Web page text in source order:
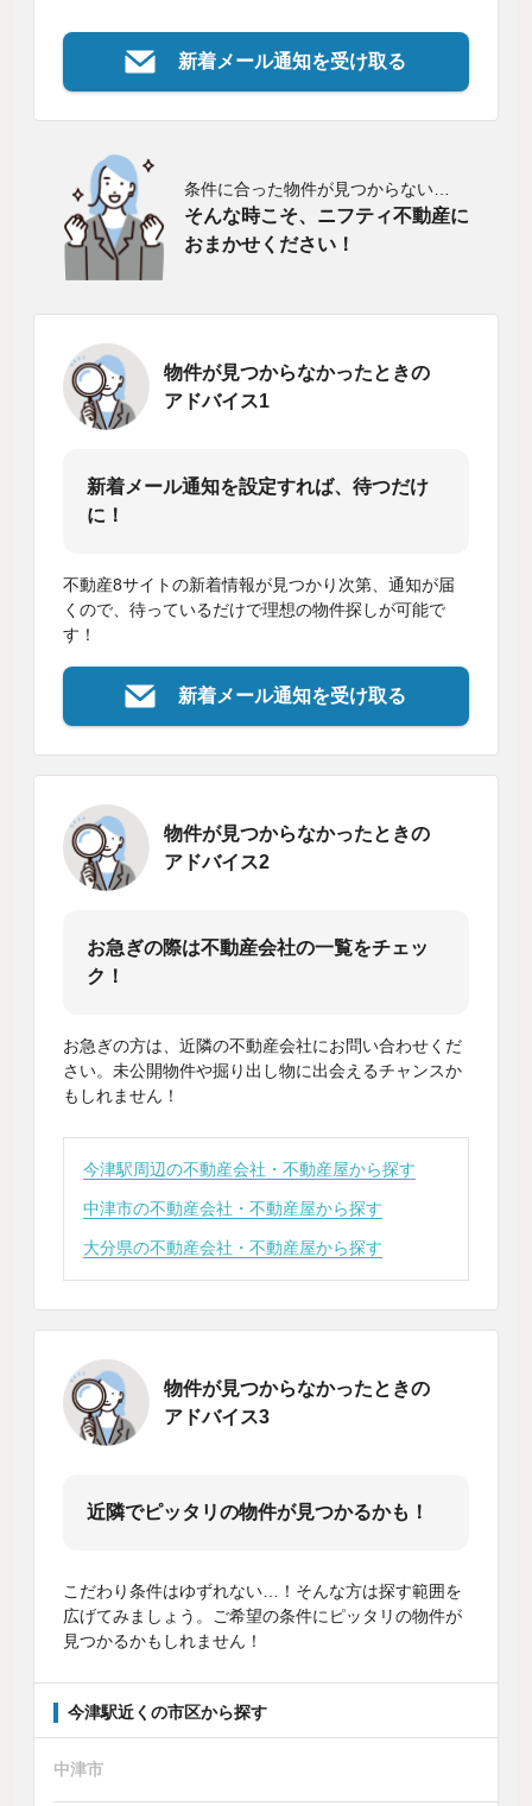
新着メール通知を受け取る
条件に合った物件が見つからない…
そんな時こそ、ニフティ不動産に
おまかせください！
物件が見つからなかったときの
アドバイス1
新着メール通知を設定すれば、待つだけ
に！
不動産8サイトの新着情報が見つかり次第、通知が届
くので、待っているだけで理想の物件探しが可能で
す！
新着メール通知を受け取る
物件が見つからなかったときの
アドバイス2
お急ぎの際は不動産会社の一覧をチェッ
ク！
お急ぎの方は、近隣の不動産会社にお問い合わせくだ
さい。未公開物件や掘り出し物に出会えるチャンスか
もしれません！
今津駅周辺の不動産会社・不動産屋から探す
中津市の不動産会社・不動産屋から探す
大分県の不動産会社・不動産屋から探す
物件が見つからなかったときの
アドバイス3
近隣でピッタリの物件が見つかるかも！
こだわり条件はゆずれない…！そんな方は探す範囲を
広げてみましょう。ご希望の条件にピッタリの物件が
見つかるかもしれません！
今津駅近くの市区から探す
中津市